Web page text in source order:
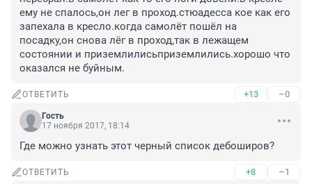
ему не спалось,он лег в проход.стюадесса кое как его
запехала в кресло.когда самолёт пошёл на
посадку,он снова лёг в проход,так в лежащем
состоянии и приземлилисьприземлились.хорошо что
оказался не буйным.
ОТВЕТИТЬ +13 –0
Гость
17 ноября 2017, 18:14
Где можно узнать этот черный список дебоширов?
ОТВЕТИТЬ +8 –1